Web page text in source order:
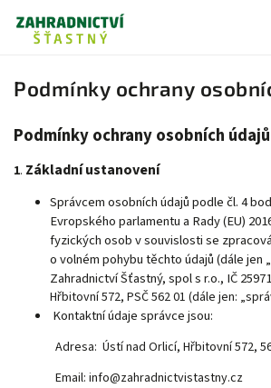
Podmínky ochrany
Podmínky ochrany osobních údajů
1. Základní ustanovení
Správcem osobních údajů podle čl. 4
Evropského parlamentu a Rady (EU)
fyzických osob v souvislosti se
o volném pohybu těchto údajů (dále jen
Zahradnictví Šťastný, spols r.o., IČ
Hřbitovní 572, PSČ 562 01 (dále jen:
Kontaktní údaje správce jsou:
Adresa: Ústí nad Orlicí, Hřbitovní 572,
Email: info@zahradnictvistastny.cz